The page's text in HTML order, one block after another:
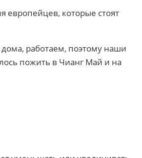
европейцев, которые стоят
работаем, поэтому наши
пожить в Чианг Май и на